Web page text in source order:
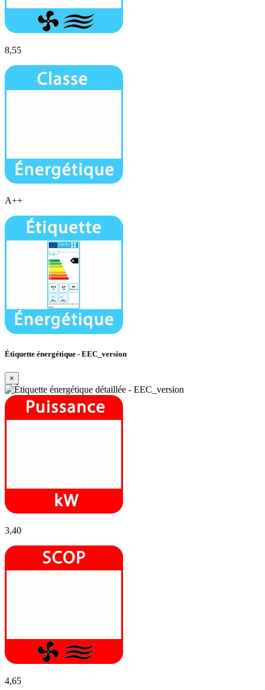
8,55
A++
Étiquette énergétique - EEC_version
×
3,40
4,65